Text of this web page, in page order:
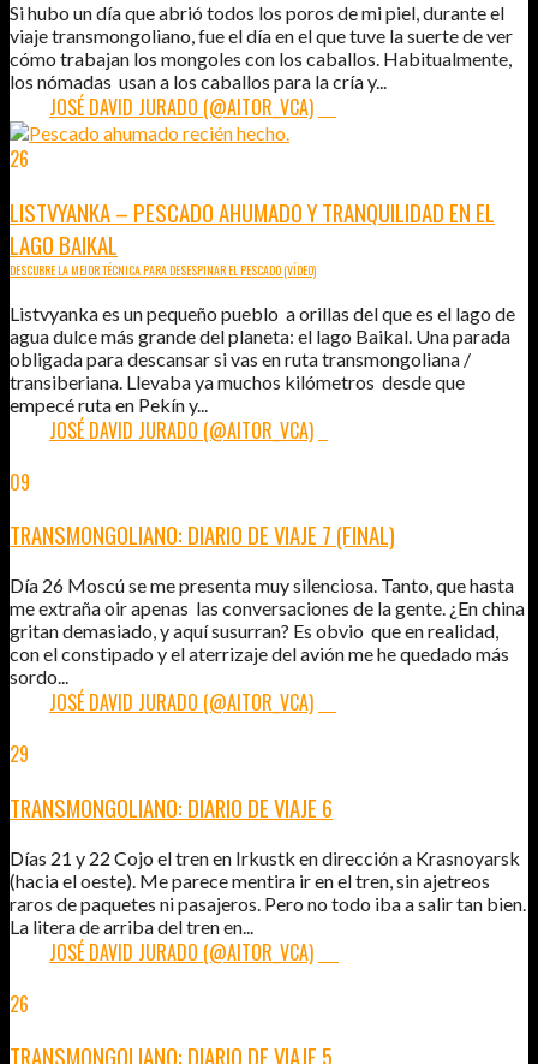
Si hubo un día que abrió todos los poros de mi piel, durante el
viaje transmongoliano, fue el día en el que tuve la suerte de ver
cómo trabajan los mongoles con los caballos. Habitualmente,
los nómadas usan a los caballos para la cría y...
JOSÉ DAVID JURADO (@AITOR_VCA)
26
LISTVYANKA – PESCADO AHUMADO Y TRANQUILIDAD EN EL
LAGO BAIKAL
DESCUBRE LA MEJOR TÉCNICA PARA DESESPINAR EL PESCADO (VÍDEO)
Listvyanka es un pequeño pueblo a orillas del que es el lago de
agua dulce más grande del planeta: el lago Baikal. Una parada
obligada para descansar si vas en ruta transmongoliana /
transiberiana. Llevaba ya muchos kilómetros desde que
empecé ruta en Pekín y...
JOSÉ DAVID JURADO (@AITOR_VCA)
09
TRANSMONGOLIANO: DIARIO DE VIAJE 7 (FINAL)
Día 26 Moscú se me presenta muy silenciosa. Tanto, que hasta
me extraña oir apenas las conversaciones de la gente. ¿En china
gritan demasiado, y aquí susurran? Es obvio que en realidad,
con el constipado y el aterrizaje del avión me he quedado más
sordo...
JOSÉ DAVID JURADO (@AITOR_VCA)
29
TRANSMONGOLIANO: DIARIO DE VIAJE 6
Días 21 y 22 Cojo el tren en Irkustk en dirección a Krasnoyarsk
(hacia el oeste). Me parece mentira ir en el tren, sin ajetreos
raros de paquetes ni pasajeros. Pero no todo iba a salir tan bien.
La litera de arriba del tren en...
JOSÉ DAVID JURADO (@AITOR_VCA)
26
TRANSMONGOLIANO: DIARIO DE VIAJE 5